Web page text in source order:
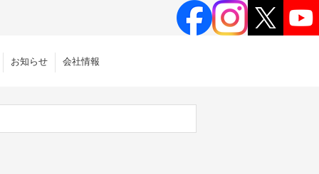
お知らせ 会社情報